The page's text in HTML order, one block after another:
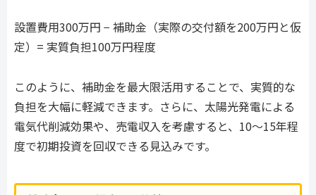
設置費用300万円 − 補助金（実際の交付額を200万円と仮
定）= 実質負担100万円程度
このように、補助金を最大限活用することで、実質的な
負担を大幅に軽減できます。さらに、太陽光発電による
電気代削減効果や、売電収入を考慮すると、10〜15年程
度で初期投資を回収できる見込みです。